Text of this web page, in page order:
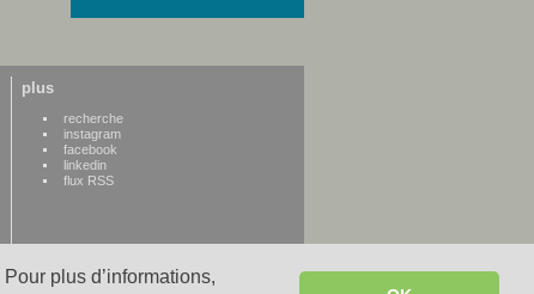
plus d’informations,
plus
recherche
instagram
facebook
linkedin
flux RSS
WWW credits